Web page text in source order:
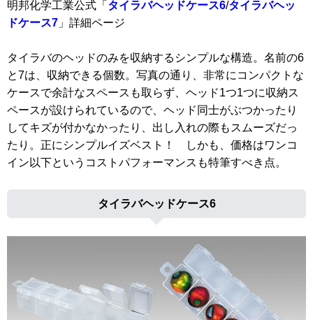
明邦化学工業公式「 タイラバヘッドケース6/タイラバヘッ
ドケース7 」詳細ページ
タイラバのヘッドのみを収納するシンプルな構造。名前の6
と7は、収納できる個数。写真の通り、非常にコンパクトな
ケースで余計なスペースも取らず、ヘッド1つ1つに収納ス
ペースが設けられているので、ヘッド同士がぶつかったり
してキズが付かなかったり、出し入れの際もスムーズだっ
たり。正にシンプルイズベスト！ しかも、価格はワンコ
イン以下というコストパフォーマンスも特筆すべき点。
タイラバヘッドケース6